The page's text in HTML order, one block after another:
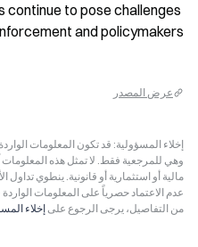
continue to pose challenges
and policymakers.
عرض المصدر
إخلاء المسؤولية: قد تكون المعلومات
مالية أو استثمارية أو قانونية. ينطوي
عدم الاعتماد حصرياً على المعلومات
من التفاصيل، يرجى الرجوع على إخلاء